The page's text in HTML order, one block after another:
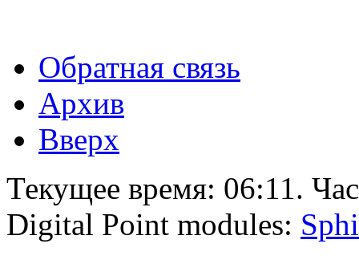
Обратная связь
Архив
Вверх
Текущее время: 06:11.
Digital Point modules: